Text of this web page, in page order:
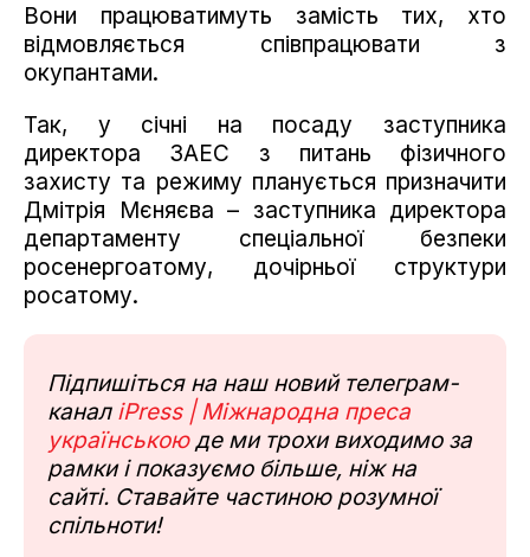
Вони працюватимуть замість тих, хто
відмовляється співпрацювати з
окупантами.
Так, у січні на посаду заступника
директора ЗАЕС з питань фізичного
захисту та режиму планується призначити
Дмітрія Мєняєва – заступника директора
департаменту спеціальної безпеки
росенергоатому, дочірньої структури
росатому.
Підпишіться на наш новий телеграм-
канал iPress | Міжнародна преса
українськоюде ми трохи виходимо за
рамки і показуємо більше, ніж на
сайті. Ставайте частиною розумної
спільноти!